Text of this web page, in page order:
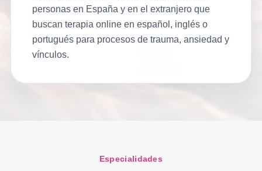
personas en España y en el extranjero que
buscan terapia online en español, inglés o
portugués para procesos de trauma, ansiedad y
vínculos.
Especialidades